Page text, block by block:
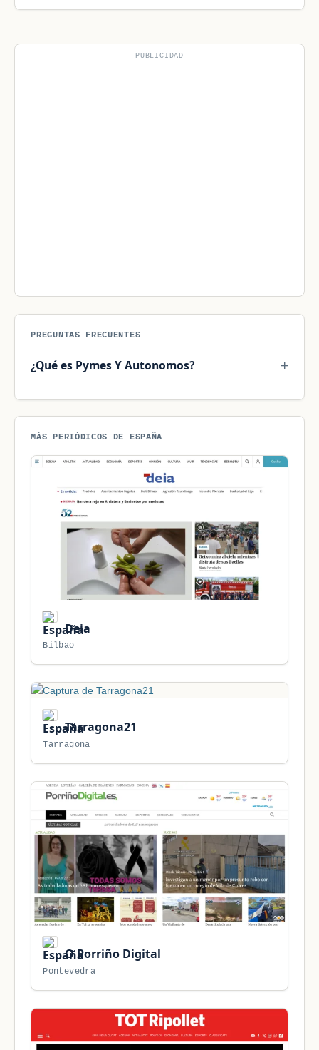
PUBLICIDAD
PREGUNTAS FRECUENTES
¿Qué es Pymes Y Autonomos?
MÁS PERIÓDICOS DE ESPAÑA
Deia
Bilbao
Tarragona21
Tarragona
O Porriño Digital
Pontevedra